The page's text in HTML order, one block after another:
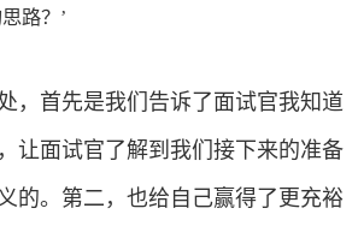
路？’
，首先是我们告诉了面试官我知道
让面试官了解到我们接下来的准备
的。第二，也给自己赢得了更充裕